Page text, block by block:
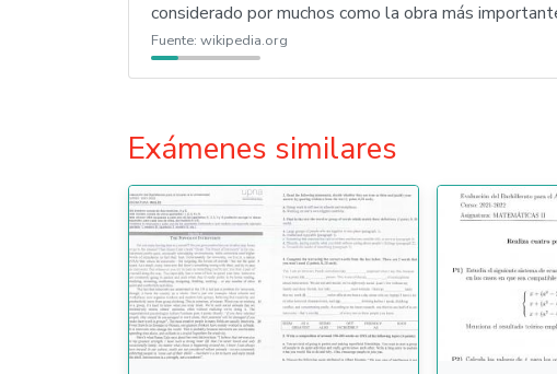
considerado por muchos como la obra más
Fuente: wikipedia.org
Exámenes similares